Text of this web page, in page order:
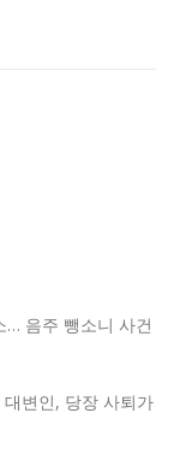
… 음주 뺑소니 사건
변인, 당장 사퇴가